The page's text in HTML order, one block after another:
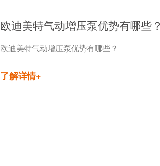
欧迪美特气动增压泵优势有哪些？
欧迪美特气动增压泵优势有哪些？
了解详情+